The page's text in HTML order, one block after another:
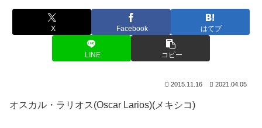
X Facebook はてブ
LINE コピー
2015.11.16 2021.04.05
オスカル・ラリオス(Oscar Larios)(メキシコ)